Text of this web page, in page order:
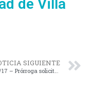
de Villa
SIGUIENTE
Nº 028/17 – Prórroga solicitado por el Departamento Ejecutivo y por el término de sesenta (60) días corridos a partir de la fecha, para la presentación del Cálculo de Recursos y Presupuesto de Gastos para el Ejercicio del año 2018.-